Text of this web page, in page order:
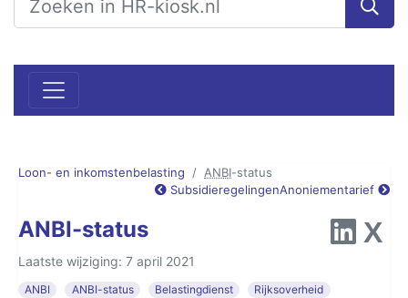
Loon- en inkomstenbelasting ANBI-status
SubsidieregelingenAnoniementarief
ANBI-status
Laatste wijziging: 7 april 2021
ANBI ANBI-status Belastingdienst Rijksoverheid